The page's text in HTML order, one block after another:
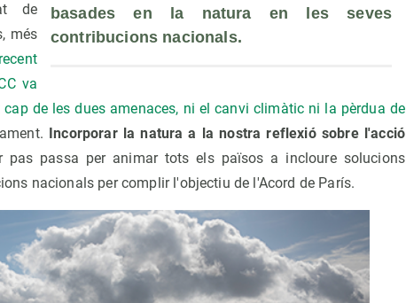
basades en la natura en les seves
contribucions nacionals.
de
més
va
de les dues amenaces, ni el canvi climàtic ni la pèrdua de
Incorporar la natura a la nostra reflexió sobre l'acció
pas passa per animar tots els països a incloure solucions
nacionals per complir l'objectiu de l'Acord de París.